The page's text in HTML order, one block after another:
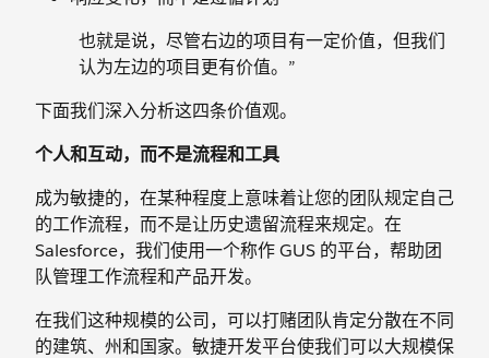
也就是说，尽管右边的项目有一定价值，但我们
认为左边的项目更有价值。”
下面我们深入分析这四条价值观。
个人和互动，而不是流程和工具
成为敏捷的，在某种程度上意味着让您的团队规定自己
的工作流程，而不是让历史遗留流程来规定。在
Salesforce，我们使用一个称作 GUS 的平台，帮助团
队管理工作流程和产品开发。
在我们这种规模的公司，可以打赌团队肯定分散在不同
的建筑、州和国家。敏捷开发平台使我们可以大规模保